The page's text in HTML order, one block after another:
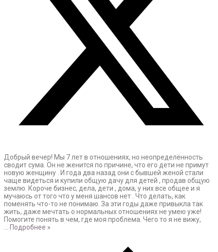
Добрый вечер! Мы 7 лет в отношениях, но неопределённость
сводит сума. Он не женится по причине, что его дети не примут
новую женщину . И года два назад они с бывшей женой стали
чаще видеться и купили общую дачу для детей , продав общую
землю. Короче бизнес, дела, дети , дома, у них все общее и я
мучаюсь от того что у меня шансов нет . Что делать, как
поменять что-то не понимаю. За эти годы даже привыкла так
жить, даже мечтать о нормальных отношениях не умею уже!
Помогите понять в чем, где моя проблема. Чего то я не вижу,
Подробнее »